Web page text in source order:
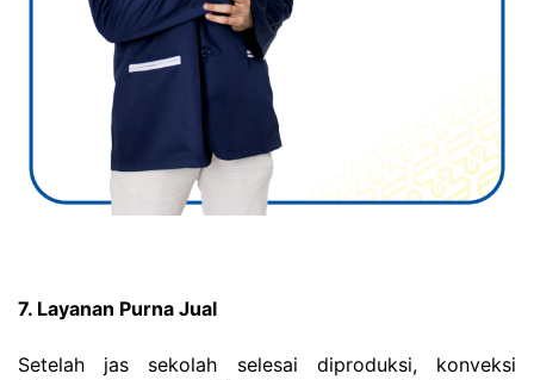
7. Layanan Purna Jual
Setelah jas sekolah selesai diproduksi, konveksi